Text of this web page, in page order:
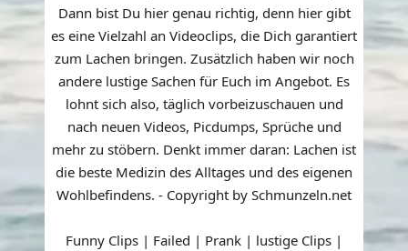
Dann bist Du hier genau richtig, denn hier gibt
es eine Vielzahl an Videoclips, die Dich garantiert
zum Lachen bringen. Zusätzlich haben wir noch
andere lustige Sachen für Euch im Angebot. Es
lohnt sich also, täglich vorbeizuschauen und
nach neuen Videos, Picdumps, Sprüche und
mehr zu stöbern. Denkt immer daran: Lachen ist
die beste Medizin des Alltages und des eigenen
Wohlbefindens. - Copyright by Schmunzeln.net
Funny Clips | Failed | Prank | lustige Clips |